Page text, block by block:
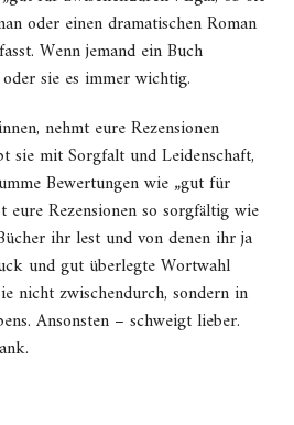
oder einen dramatischen Roman
Wenn jemand ein Buch
sie es immer wichtig.
nehmt eure Rezensionen
sie mit Sorgfalt und Leidenschaft,
Bewertungen wie „gut für
eure Rezensionen so sorgfältig wie
ihr lest und von denen ihr ja
und gut überlegte Wortwahl
nicht zwischendurch, sondern in
Ansonsten – schweigt lieber.